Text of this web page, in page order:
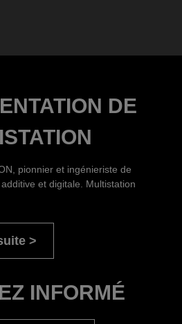
DE
pionnier et ingénieriste de
et digitale. Multistation
INFORMÉ